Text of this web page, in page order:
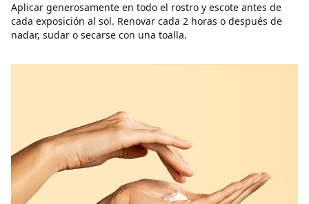
Aplicar generosamente en todo el rostro y escote antes de
cada exposición al sol. Renovar cada 2 horas o después de
nadar, sudar o secarse con una toalla.